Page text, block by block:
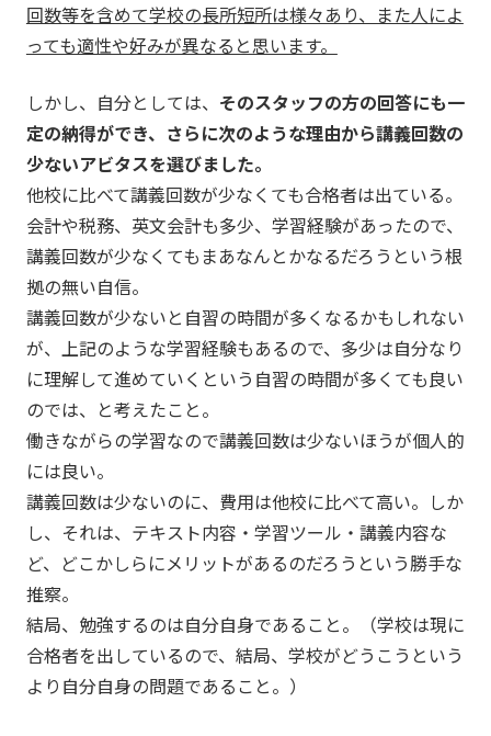
回数等を含めて学校の長所短所は様々あり、また人によ
っても適性や好みが異なると思います。
しかし、自分としては、 そのスタッフの方の回答にも一
定の納得ができ、さらに次のような理由から講義回数の
少ないアビタスを選びました。
他校に比べて講義回数が少なくても合格者は出ている。
会計や税務、英文会計も多少、学習経験があったので、
講義回数が少なくてもまあなんとかなるだろうという根
拠の無い自信。
講義回数が少ないと自習の時間が多くなるかもしれない
が、上記のような学習経験もあるので、多少は自分なり
に理解して進めていくという自習の時間が多くても良い
のでは、と考えたこと。
働きながらの学習なので講義回数は少ないほうが個人的
には良い。
講義回数は少ないのに、費用は他校に比べて高い。しか
し、それは、テキスト内容・学習ツール・講義内容な
ど、どこかしらにメリットがあるのだろうという勝手な
推察。
結局、勉強するのは自分自身であること。（学校は現に
合格者を出しているので、結局、学校がどうこうという
より自分自身の問題であること。）